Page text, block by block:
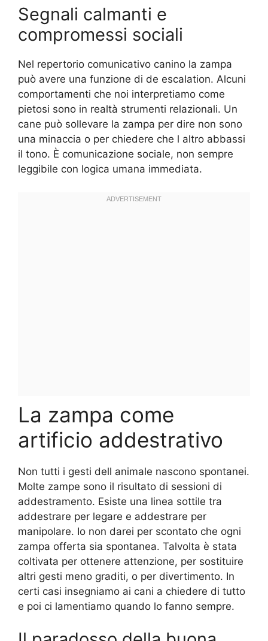
Segnali calmanti e
compromessi sociali
Nel repertorio comunicativo canino la zampa
può avere una funzione di de escalation. Alcuni
comportamenti che noi interpretiamo come
pietosi sono in realtà strumenti relazionali. Un
cane può sollevare la zampa per dire non sono
una minaccia o per chiedere che l altro abbassi
il tono. È comunicazione sociale, non sempre
leggibile con logica umana immediata.
La zampa come
artificio addestrativo
Non tutti i gesti dell animale nascono spontanei.
Molte zampe sono il risultato di sessioni di
addestramento. Esiste una linea sottile tra
addestrare per legare e addestrare per
manipolare. Io non darei per scontato che ogni
zampa offerta sia spontanea. Talvolta è stata
coltivata per ottenere attenzione, per sostituire
altri gesti meno graditi, o per divertimento. In
certi casi insegniamo ai cani a chiedere di tutto
e poi ci lamentiamo quando lo fanno sempre.